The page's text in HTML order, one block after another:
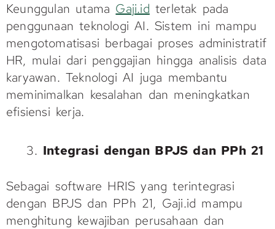
Keunggulan utama Gaji.id terletak pada
penggunaan teknologi AI. Sistem ini mampu
mengotomatisasi berbagai proses administratif
HR, mulai dari penggajian hingga analisis data
karyawan. Teknologi AI juga membantu
meminimalkan kesalahan dan meningkatkan
efisiensi kerja.
Integrasi dengan BPJS dan PPh 21
Sebagai software HRIS yang terintegrasi
dengan BPJS dan PPh 21, Gaji.id mampu
menghitung kewajiban perusahaan dan